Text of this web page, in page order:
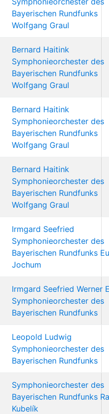
Bayerischen Rundfunks
Wolfgang Graul
Bernard Haitink
Symphonieorchester des
Bayerischen Rundfunks
Wolfgang Graul
Bernard Haitink
Symphonieorchester des
Bayerischen Rundfunks
Wolfgang Graul
Bernard Haitink
Symphonieorchester des
Bayerischen Rundfunks
Wolfgang Graul
Irmgard Seefried
Symphonieorchester des
Bayerischen Rundfunks
Jochum
Irmgard Seefried Werner
Symphonieorchester des
Bayerischen Rundfunks
Leopold Ludwig
Symphonieorchester des
Bayerischen Rundfunks
Symphonieorchester des
Bayerischen Rundfunks
Kubelík